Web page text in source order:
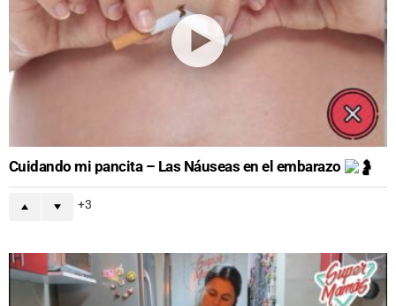
Cuidando mi pancita – Las Náuseas en el embarazo
3